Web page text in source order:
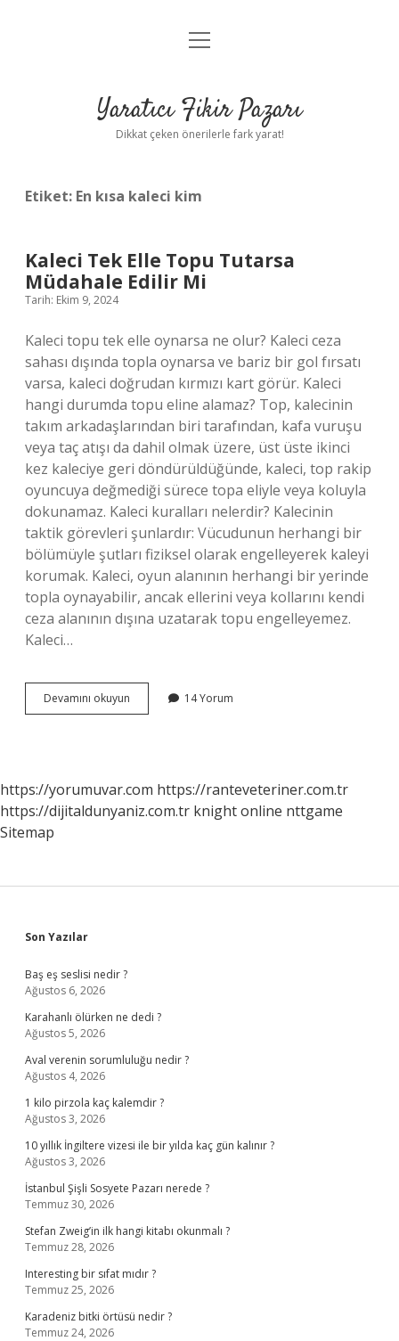
Anasayfa
Yasal Uyarı
menüyü
Yaratıcı Fikir Pazarı
Dikkat çeken önerilerle fark yarat!
Etiket: En kısa kaleci kim
Kaleci Tek Elle Topu Tutarsa
Müdahale Edilir Mi
Tarih: Ekim 9, 2024
Kaleci topu tek elle oynarsa ne olur? Kaleci ceza
sahası dışında topla oynarsa ve bariz bir gol fırsatı
varsa, kaleci doğrudan kırmızı kart görür. Kaleci
hangi durumda topu eline alamaz? Top, kalecinin
takım arkadaşlarından biri tarafından, kafa vuruşu
veya taç atışı da dahil olmak üzere, üst üste ikinci
kez kaleciye geri döndürüldüğünde, kaleci, top rakip
oyuncuya değmediği sürece topa eliyle veya koluyla
dokunamaz. Kaleci kuralları nelerdir? Kalecinin
taktik görevleri şunlardır: Vücudunun herhangi bir
bölümüyle şutları fiziksel olarak engelleyerek kaleyi
korumak. Kaleci, oyun alanının herhangi bir yerinde
topla oynayabilir, ancak ellerini veya kollarını kendi
ceza alanının dışına uzatarak topu engelleyemez.
Kaleci…
Devamını okuyun
Tek
Edilir
Mi
14 Yorum
https://yorumuvar.com https://ranteveteriner.com.tr
https://dijitaldunyaniz.com.tr knight online nttgame
Sitemap
Sidebar
Son Yazılar
Baş eş seslisi nedir ?
Ağustos 6, 2026
Karahanlı ölürken ne dedi ?
Ağustos 5, 2026
Aval verenin sorumluluğu nedir ?
Ağustos 4, 2026
1 kilo pirzola kaç kalemdir ?
Ağustos 3, 2026
10 yıllık İngiltere vizesi ile bir yılda kaç gün kalınır ?
Ağustos 3, 2026
İstanbul Şişli Sosyete Pazarı nerede ?
Temmuz 30, 2026
Stefan Zweig’in ilk hangi kitabı okunmalı ?
Temmuz 28, 2026
Interesting bir sıfat mıdır ?
Temmuz 25, 2026
Karadeniz bitki örtüsü nedir ?
Temmuz 24, 2026